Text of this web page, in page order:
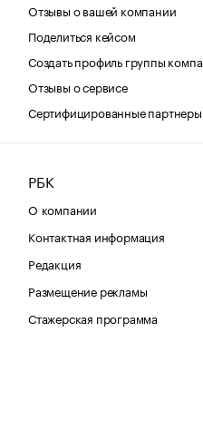
Отзывы о вашей компании
Поделиться кейсом
Создать профиль группы
Отзывы о сервисе
Сертифицированные партнеры
РБК
О компании
Контактная информация
Редакция
Размещение рекламы
Стажерская программа